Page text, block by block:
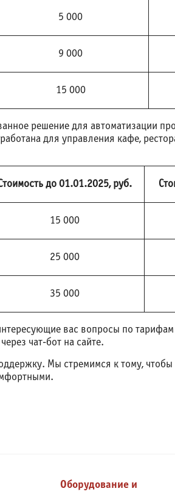
5 000
9 000
15 000
решение для автоматизации
для управления кафе,
до 01.01.2025, руб.
15 000
25 000
35 000
интересующие вас вопросы по
чат-бот на сайте.
Мы стремимся к тому,
Оборудование и